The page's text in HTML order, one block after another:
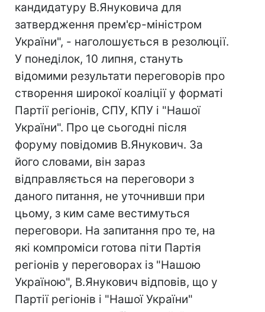
кандидатуру В.Януковича для
затвердження прем'єр-міністром
України", - наголошується в резолюції.
У понеділок, 10 липня, стануть
відомими результати переговорів про
створення широкої коаліції у форматі
Партії регіонів, СПУ, КПУ і "Нашої
України". Про це сьогодні після
форуму повідомив В.Янукович. За
його словами, він зараз
відправляється на переговори з
даного питання, не уточнивши при
цьому, з ким саме вестимуться
переговори. На запитання про те, на
які компроміси готова піти Партія
регіонів у переговорах із "Нашою
Україною", В.Янукович відповів, що у
Партії регіонів і "Нашої України"